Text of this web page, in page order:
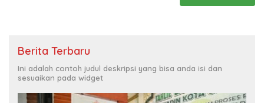
Berita Terbaru
Ini adalah contoh judul deskripsi yang bisa anda isi dan
sesuaikan pada widget